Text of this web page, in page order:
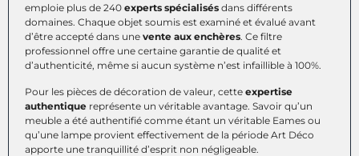
emploie plus de 240 experts spécialisés dans différents
domaines. Chaque objet soumis est examiné et évalué avant
d’être accepté dans une vente aux enchères. Ce filtre
professionnel offre une certaine garantie de qualité et
d’authenticité, même si aucun système n’est infaillible à 100%.
Pour les pièces de décoration de valeur, cette expertise
authentique représente un véritable avantage. Savoir qu’un
meuble a été authentifié comme étant un véritable Eames ou
qu’une lampe provient effectivement de la période Art Déco
apporte une tranquillité d’esprit non négligeable.